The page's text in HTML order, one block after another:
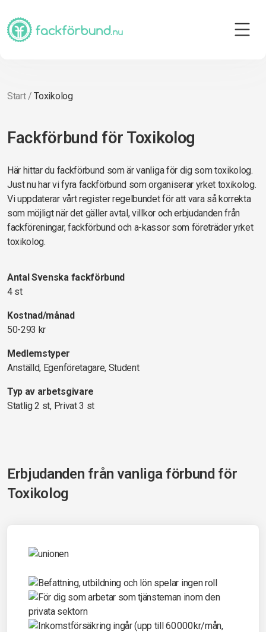
Start/Toxikolog
Fackförbund för Toxikolog
Här hittar du fackförbund som är vanliga för dig som toxikolog.
Just nu har vi fyra fackförbund som organiserar yrket toxikolog.
Vi uppdaterar vårt register regelbundet för att vara så korrekta
som möjligt när det gäller avtal, villkor och erbjudanden från
fackföreningar, fackförbund och a-kassor som företräder yrket
toxikolog.
Antal Svenska fackförbund
4 st
Kostnad/månad
50-293 kr
Medlemstyper
Anställd, Egenföretagare, Student
Typ av arbetsgivare
Statlig 2 st, Privat 3 st
Erbjudanden från vanliga förbund för
Toxikolog